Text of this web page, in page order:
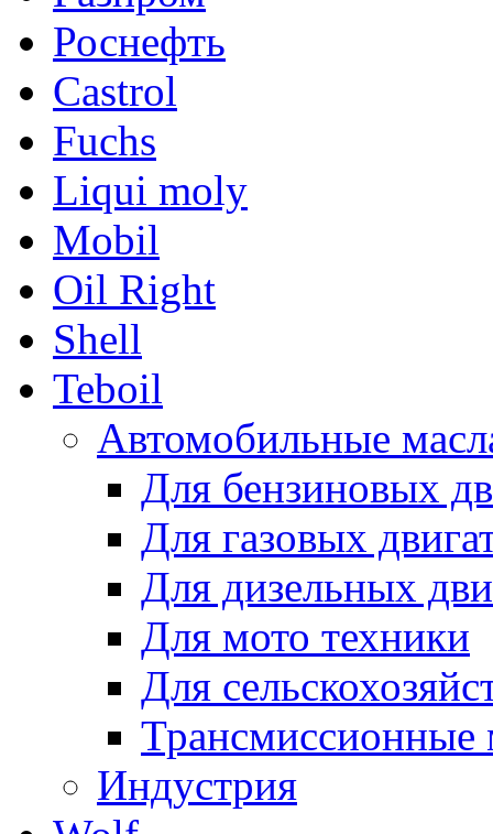
Роснефть
Castrol
Fuchs
Liqui moly
Mobil
Oil Right
Shell
Teboil
Автомобильные
Для бензиновых
Для газовых
Для дизельных
Для мото техники
Для
Трансмиссионные
Индустрия